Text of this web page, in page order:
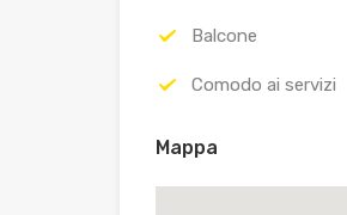
Balcone
Comodo ai servizi
Mappa